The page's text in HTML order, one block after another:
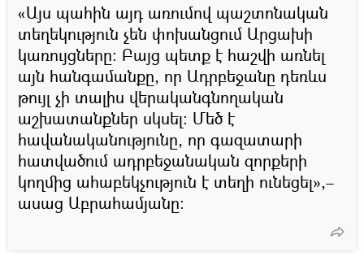
«Այս պահին այդ առումով պաշտոնական
տեղեկություն չեն փոխանցում Արցախի
կառույցները։ Բայց պետք է հաշվի առնել
այն հանգամանքը, որ Ադրբեջանը դեռևս
թույլ չի տալիս վերականգնողական
աշխատանքներ սկսել։ Մեծ է
հավանականությունը, որ գազատարի
հատվածում ադրբեջանական զորքերի
կողմից ահաբեկչություն է տեղի ունեցել»,–
ասաց Աբրահամյանը։